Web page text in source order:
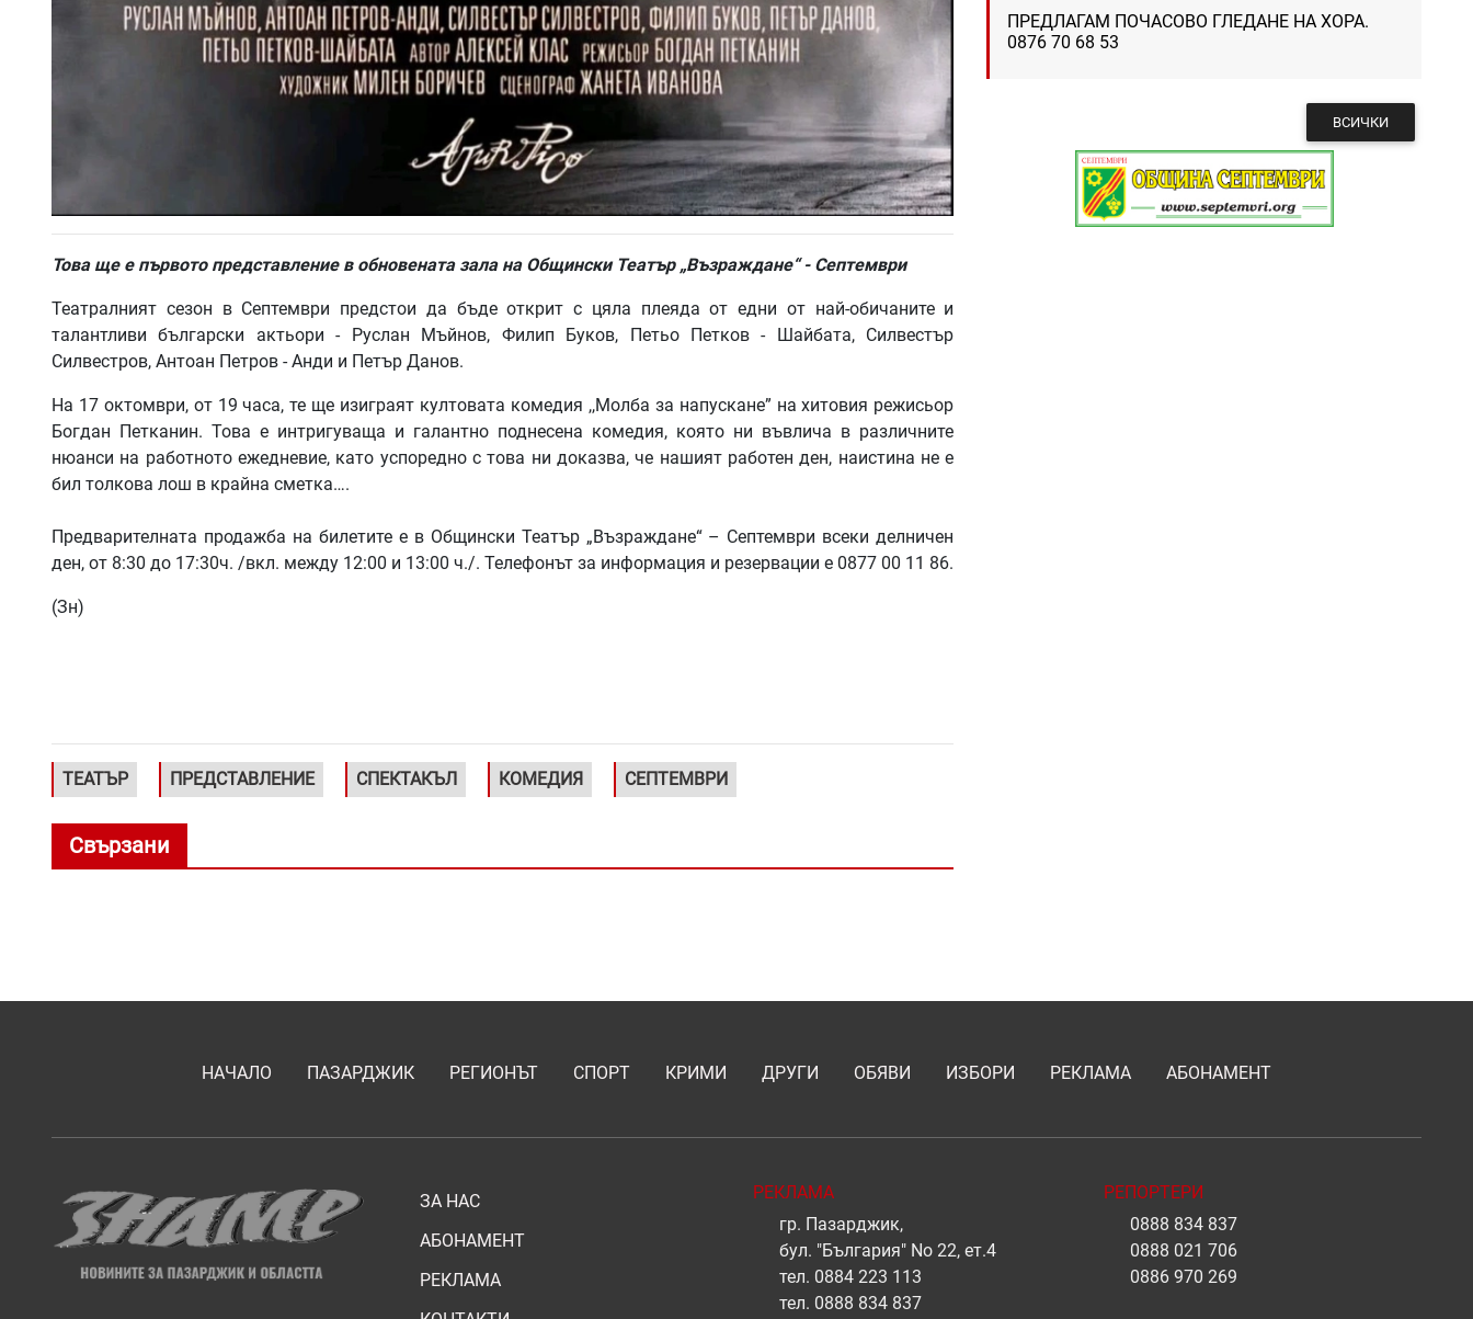
Това ще е първото представление в обновената зала на Общински Театър „Възраждане“ - Септември
Театралният сезон в Септември предстои да бъде открит с цяла плеяда от едни от най-обичаните и
талантливи български актьори - Руслан Мъйнов, Филип Буков, Петьо Петков - Шайбата, Силвестър
Силвестров, Антоан Петров - Анди и Петър Данов.
На 17 октомври, от 19 часа, те ще изиграят култовата комедия ,,Молба за напускане” на хитовия режисьор
Богдан Петканин. Това е интригуваща и галантно поднесена комедия, която ни въвлича в различните
нюанси на работното ежедневие, като успоредно с това ни доказва, че нашият работен ден, наистина не е
бил толкова лош в крайна сметка….
Предварителната продажба на билетите е в Общински Театър „Възраждане“ – Септември всеки делничен
ден, от 8:30 до 17:30ч. /вкл. между 12:00 и 13:00 ч./. Телефонът за информация и резервации е 0877 00 11 86.
(Зн)
ТЕАТЪР ПРЕДСТАВЛЕНИЕ СПЕКТАКЪЛ КОМЕДИЯ СЕПТЕМВРИ
Свързани
ПРЕДЛАГАМ ПОЧАСОВО ГЛЕДАНЕ НА ХОРА.
0876 70 68 53
ВСИЧКИ
НАЧАЛО ПАЗАРДЖИК РЕГИОНЪТ СПОРТ КРИМИ ДРУГИ ОБЯВИ ИЗБОРИ РЕКЛАМА АБОНАМЕНТ
ЗА НАС
АБОНАМЕНТ
РЕКЛАМА
РЕКЛАМА
гр. Пазарджик,
бул. "България" No 22, ет.4
тел. 0884 223 113
тел. 0888 834 837
РЕПОРТЕРИ
0888 834 837
0888 021 706
0886 970 269